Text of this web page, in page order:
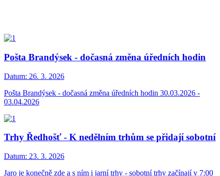
Pošta Brandýsek - dočasná změna úředních hodin
Datum: 26. 3. 2026
Pošta Brandýsek - dočasná změna úředních hodin 30.03.2026 -
03.04.2026
Trhy Ředhošť - K nedělním trhům se přidají sobotní
Datum: 23. 3. 2026
Jaro je konečně zde a s ním i jarní trhy - sobotní trhy začínají v 7:00